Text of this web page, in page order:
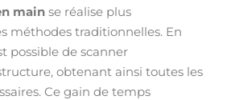
main se réalise plus
méthodes traditionnelles. En
possible de scanner
obtenant ainsi toutes les
Ce gain de temps